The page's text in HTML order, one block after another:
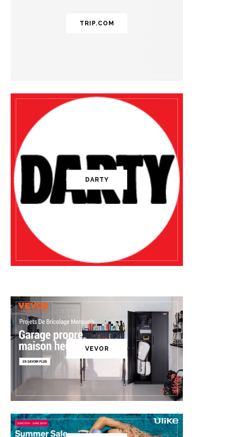
TRIP.COM
DARTY
VEVOR